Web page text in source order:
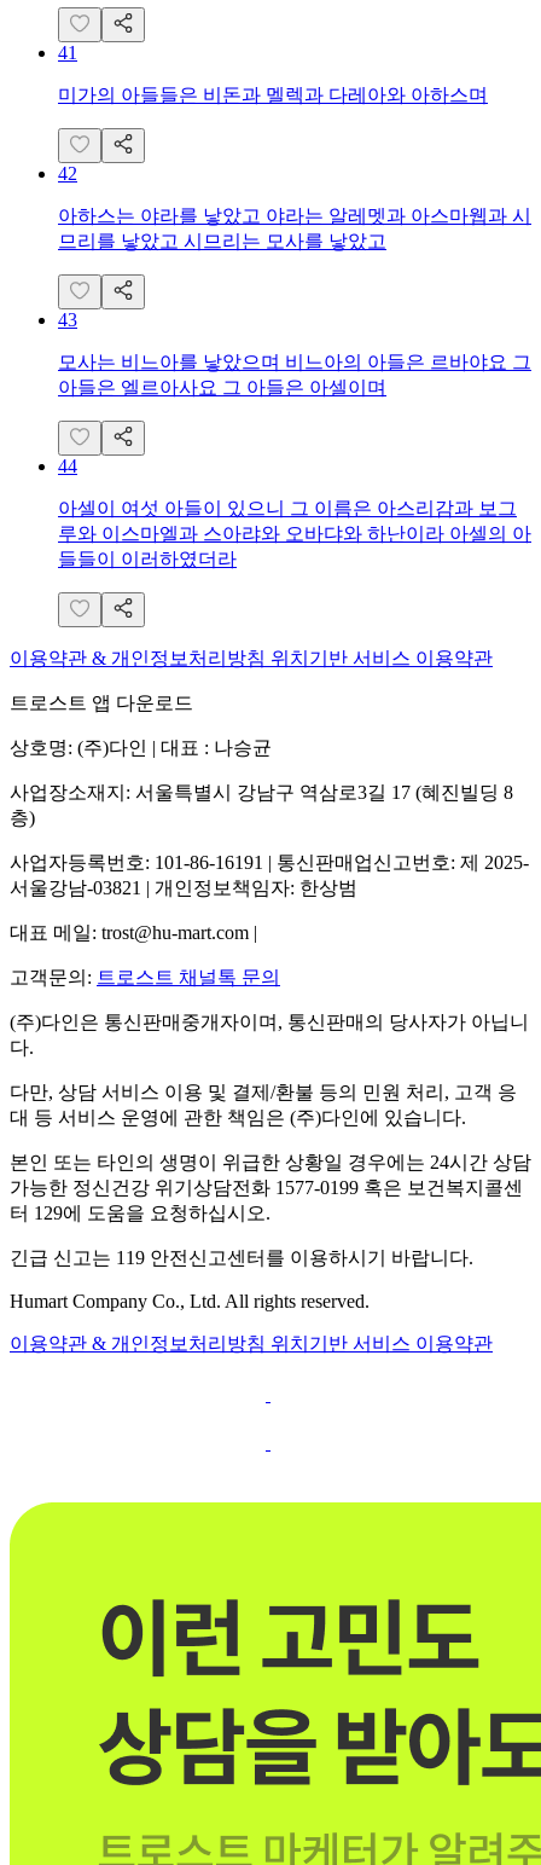
41
미가의 아들들은 비돈과 멜렉과 다레아와 아하스며
42
아하스는 야라를 낳았고 야라는 알레멧과 아스마웹과 시
므리를 낳았고 시므리는 모사를 낳았고
43
모사는 비느아를 낳았으며 비느아의 아들은 르바야요 그
아들은 엘르아사요 그 아들은 아셀이며
44
아셀이 여섯 아들이 있으니 그 이름은 아스리감과 보그
루와 이스마엘과 스아랴와 오바댜와 하난이라 아셀의 아
들들이 이러하였더라
이용약관 & 개인정보처리방침 위치기반 서비스 이용약관
트로스트 앱 다운로드
상호명: (주)다인 | 대표 : 나승균
사업장소재지: 서울특별시 강남구 역삼로3길 17 (혜진빌딩 8
층)
사업자등록번호: 101-86-16191 | 통신판매업신고번호: 제 2025-
서울강남-03821 | 개인정보책임자: 한상범
대표 메일: trost@hu-mart.com |
고객문의: 트로스트 채널톡 문의
(주)다인은 통신판매중개자이며, 통신판매의 당사자가 아닙니
다.
다만, 상담 서비스 이용 및 결제/환불 등의 민원 처리, 고객 응
대 등 서비스 운영에 관한 책임은 (주)다인에 있습니다.
본인 또는 타인의 생명이 위급한 상황일 경우에는 24시간 상담
가능한 정신건강 위기상담전화 1577-0199 혹은 보건복지콜센
터 129에 도움을 요청하십시오.
긴급 신고는 119 안전신고센터를 이용하시기 바랍니다.
Humart Company Co., Ltd. All rights reserved.
이용약관 & 개인정보처리방침 위치기반 서비스 이용약관